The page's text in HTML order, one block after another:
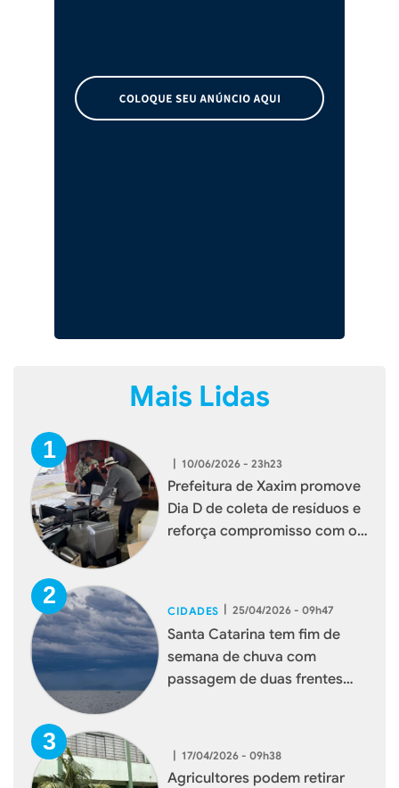
Mais Lidas
| 10/06/2026 - 23h23
Prefeitura de Xaxim promove
Dia D de coleta de resíduos e
reforça compromisso com o
CIDADES | 25/04/2026 - 09h47
Santa Catarina tem fim de
semana de chuva com
passagem de duas frentes
| 17/04/2026 - 09h38
Agricultores podem retirar